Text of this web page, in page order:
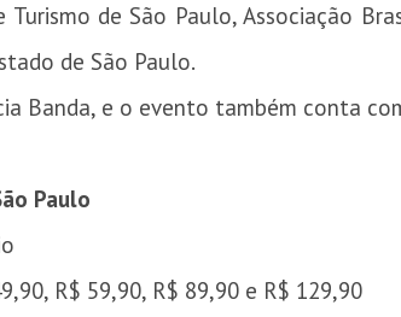
Turismo de São Paulo, Associação
de São Paulo.
Banda, e o evento também conta
Paulo
R$ 59,90, R$ 89,90 e R$ 129,90